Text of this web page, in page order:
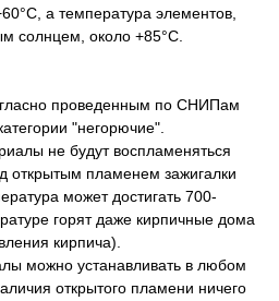
а температура элементов,
солнцем, около +85°С.
проведенным по СНИПам
"негорючие".
не будут воспламеняться
пламенем зажигалки
может достигать 700-
горят даже кирпичные дома
кирпича).
можно устанавливать в любом
открытого пламени ничего